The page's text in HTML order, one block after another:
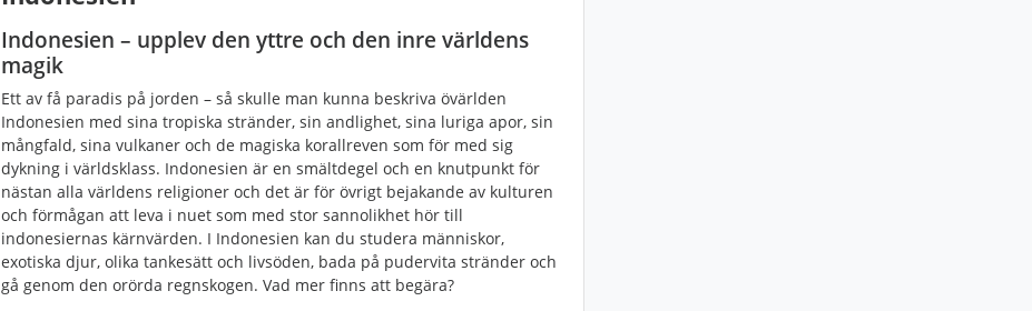
Indonesien – upplev den yttre och den inre världens
magik
Ett av få paradis på jorden – så skulle man kunna beskriva övärlden
Indonesien med sina tropiska stränder, sin andlighet, sina luriga apor, sin
mångfald, sina vulkaner och de magiska korallreven som för med sig
dykning i världsklass. Indonesien är en smältdegel och en knutpunkt för
nästan alla världens religioner och det är för övrigt bejakande av kulturen
och förmågan att leva i nuet som med stor sannolikhet hör till
indonesiernas kärnvärden. I Indonesien kan du studera människor,
exotiska djur, olika tankesätt och livsöden, bada på pudervita stränder och
gå genom den orörda regnskogen. Vad mer finns att begära?